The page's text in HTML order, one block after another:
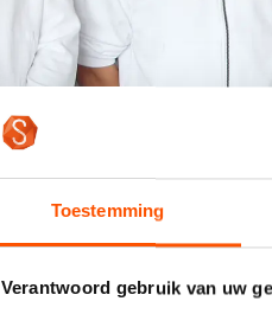
Toestemming
Verantwoord gebruik van uw